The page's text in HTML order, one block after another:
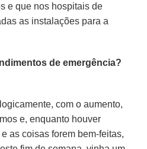
e que nos hospitais de
as instalações para a
de emergência?
com o aumento,
e, enquanto houver
as coisas forem bem-feitas,